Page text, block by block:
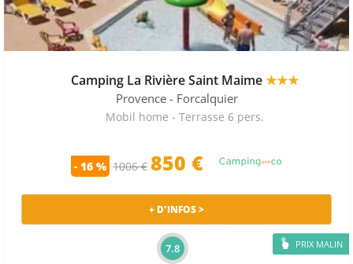
Camping La Rivière Saint Maime★★★
Provence - Forcalquier
Mobil home - Terrasse 6 pers.
- 16 % 1006 € 850 €
PRIX MALIN
+ D'INFOS >
7.8